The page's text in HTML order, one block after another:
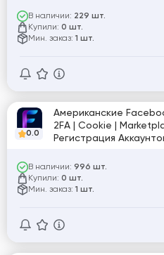
В наличии: 229 шт.
Купили: 0 шт.
Мин. заказ: 1 шт.
0.0
Американские
2FA | Cookie |
Регистрация
В наличии: 996 шт.
Купили: 0 шт.
Мин. заказ: 1 шт.